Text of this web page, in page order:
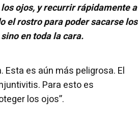
ojos, y recurrir rápidamente a
el rostro para poder sacarse los
en toda la cara.
Esta es aún más peligrosa. El
Para esto es
los ojos”.